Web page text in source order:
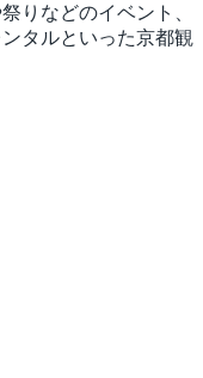
りなどのイベント、
タルといった京都観